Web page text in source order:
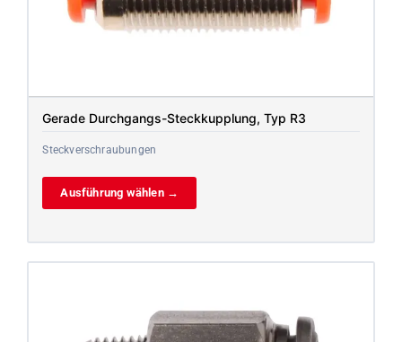
Gerade Durchgangs-Steckkupplung, Typ R3
Steckverschraubungen
Ausführung wählen →